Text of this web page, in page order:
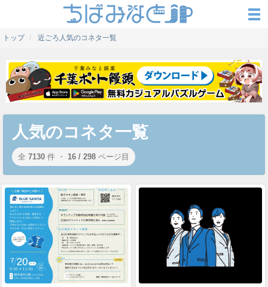
トップ 近ごろ人気のコネタ一覧
人気のコネタ一覧
全 7130 件 ・ 16 / 298 ページ目